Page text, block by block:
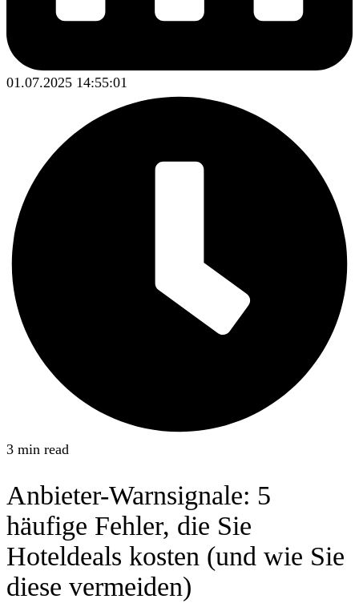
01.07.2025 14:55:01
3 min read
Anbieter-Warnsignale: 5
häufige Fehler, die Sie
Hoteldeals kosten (und wie Sie
diese vermeiden)